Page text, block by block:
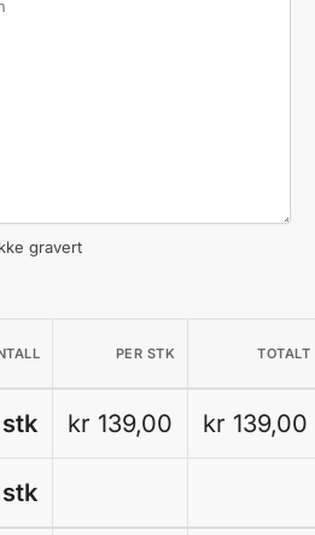
gravert
PER STK TOTALT
stk kr 139,00 kr 139,00
stk